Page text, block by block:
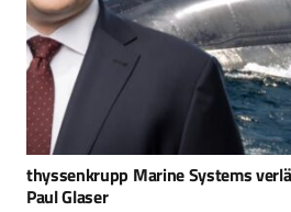
Neues Joint Venture – NVL Kraken
Überwasserdrohnen